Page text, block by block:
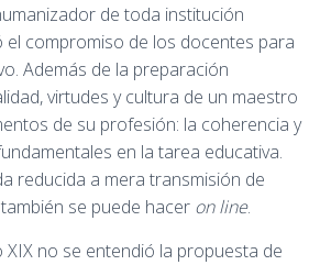
de toda institución
el compromiso de los docentes para
Además de la preparación
virtudes y cultura de un maestro
de su profesión: la coherencia y
en la tarea educativa.
reducida a mera transmisión de
se puede hacer on line.
XIX no se entendió la propuesta de